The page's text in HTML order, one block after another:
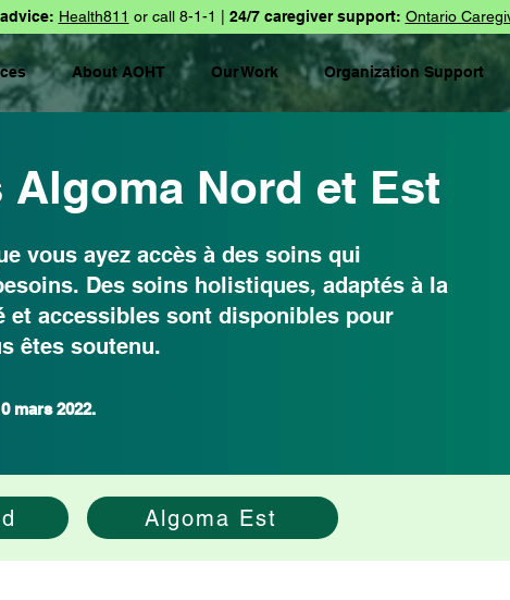
Health811 or call 8-1-1 | 24/7 caregiver support: Ontario
About AOHT Our Work Organization Support
Algoma Nord et Est
vous ayez accès à des soins qui
Des soins holistiques, adaptés à la
et accessibles sont disponibles pour
êtes soutenu.
mars 2022.
Algoma Est